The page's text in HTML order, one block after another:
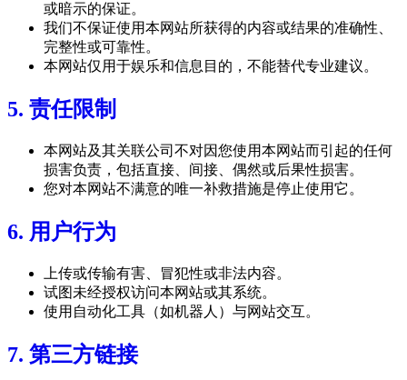
或暗示的保证。
我们不保证使用本网站所获得的内容或结果的准确性、
完整性或可靠性。
本网站仅用于娱乐和信息目的，不能替代专业建议。
5. 责任限制
本网站及其关联公司不对因您使用本网站而引起的任何
损害负责，包括直接、间接、偶然或后果性损害。
您对本网站不满意的唯一补救措施是停止使用它。
6. 用户行为
上传或传输有害、冒犯性或非法内容。
试图未经授权访问本网站或其系统。
使用自动化工具（如机器人）与网站交互。
7. 第三方链接